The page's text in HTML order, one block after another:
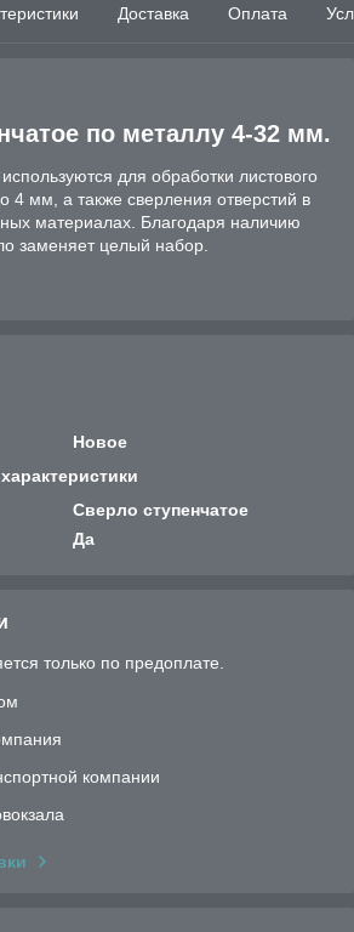
Доставка Оплата
по металлу 4-32 мм.
для обработки листового
4 мм, а также сверления отверстий в
материалах. Благодаря наличию
заменяет целый набор.
Новое
Сверло ступенчатое
Да
только по предоплате.
компании